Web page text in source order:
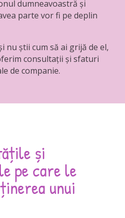
dumneavoastră și
parte vor fi pe deplin
nu știi cum să ai grijă de el,
consultații și sfaturi
de companie.
și
pe care le
unui